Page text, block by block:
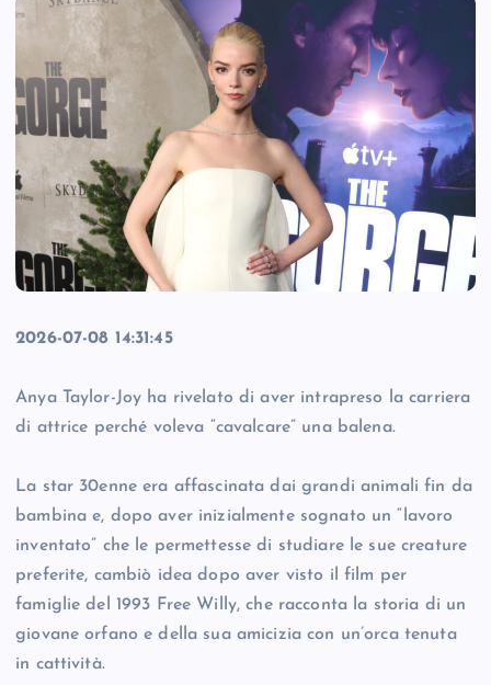
2026-07-08 14:31:45
Anya Taylor-Joy ha rivelato di aver intrapreso la carriera
di attrice perché voleva “cavalcare” una balena.
La star 30enne era affascinata dai grandi animali fin da
bambina e, dopo aver inizialmente sognato un “lavoro
inventato” che le permettesse di studiare le sue creature
preferite, cambiò idea dopo aver visto il film per
famiglie del 1993 Free Willy, che racconta la storia di un
giovane orfano e della sua amicizia con un’orca tenuta
in cattività.